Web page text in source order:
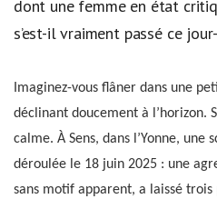
dont une femme en état
s’est-il vraiment passé ce
Imaginez-vous flâner dans une
déclinant doucement à l’horizon.
calme. À Sens, dans l’Yonne, une
déroulée le 18 juin 2025 : une
sans motif apparent, a laissé trois